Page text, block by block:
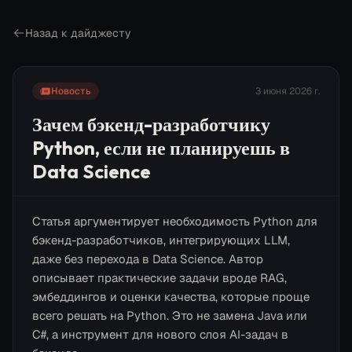
Назад к дайджесту
Новость 3 июня 2026 г.
Зачем бэкенд-разработчику
Python, если не планируешь в
Data Science
Статья аргументирует необходимость Python для
бэкенд-разработчиков, интегрирующих LLM,
даже без перехода в Data Science. Автор
описывает практические задачи вроде RAG,
эмбеддингов и оценки качества, которые проще
всего решать на Python. Это не замена Java или
C#, а инструмент для нового слоя AI-задач в